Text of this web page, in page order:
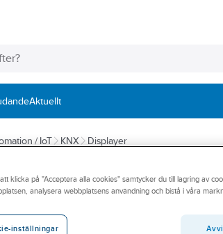
Aktuellt
/ IoT KNX Displayer
klicka på "Acceptera alla cookies" samtycker du till lagring av
analysera webbplatsens användning och bistå i våra
inställningar